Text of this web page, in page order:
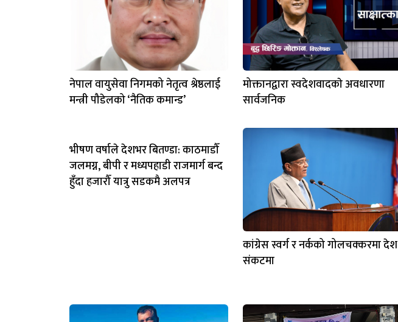
नेपाल वायुसेवा निगमको नेतृत्व श्रेष्ठलाई
मन्त्री पौडेलको ‘नैतिक कमान्ड’
मोक्तानद्वारा स्वदेशवादकाे अवधारणा
सार्वजनिक
भीषण वर्षाले देशभर बितण्डा: काठमाडौँ
जलमग्न, बीपी र मध्यपहाडी राजमार्ग बन्द
हुँदा हजारौँ यात्रु सडकमै अलपत्र
कांग्रेस स्वर्ग र नर्कको गोलचक्करमा देश
संकटमा